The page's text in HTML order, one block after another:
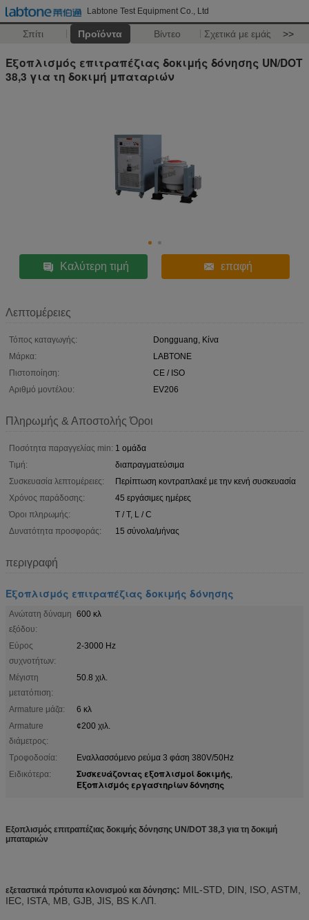
Labtone Test Equipment Co., Ltd
Σπίτι Προϊόντα Βίντεο Σχετικά με εμάς >>
Εξοπλισμός επιτραπέζιας δοκιμής δόνησης UN/DOT
38,3 για τη δοκιμή μπαταριών
Καλύτερη τιμή επαφή
Λεπτομέρειες
Τόπος καταγωγής:
Dongguang, Κίνα
Μάρκα:
LABTONE
Πιστοποίηση:
CE / ISO
Αριθμό μοντέλου:
EV206
Πληρωμής & Αποστολής Όροι
Ποσότητα παραγγελίας min: 1 ομάδα
Τιμή:
διαπραγματεύσιμα
Συσκευασία λεπτομέρειες:
Περίπτωση κοντραπλακέ με την κενή συσκευασία
Χρόνος παράδοσης:
45 εργάσιμες ημέρες
Όροι πληρωμής:
T / T, L / C
Δυνατότητα προσφοράς:
15 σύνολα/μήνας
περιγραφή
Εξοπλισμός επιτραπέζιας δοκιμής δόνησης
Ανώτατη δύναμη
εξόδου:
600 κλ
Εύρος
συχνοτήτων:
2-3000 Hz
Μέγιστη
μετατόπιση:
50.8 χιλ.
Armature μάζα:
6 κλ
Armature
διάμετρος:
¢200 χιλ.
Τροφοδοσία:
Εναλλασσόμενο ρεύμα 3 φάση 380V/50Hz
Ειδικότερα:
Συσκευάζοντας εξοπλισμοί δοκιμής,
Εξοπλισμός εργαστηρίων δόνησης
Εξοπλισμός επιτραπέζιας δοκιμής δόνησης UN/DOT 38,3 για τη δοκιμή
μπαταριών
εξεταστικά πρότυπα κλονισμού και δόνησης: MIL-STD, DIN, ISO, ASTM,
IEC, ISTA, ΜΒ, GJB, JIS, BS Κ.ΛΠ.